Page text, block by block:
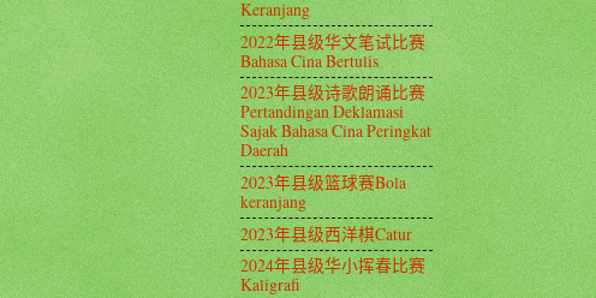
Keranjang
2022年县级华文笔试比赛
Bahasa Cina Bertulis
2023年县级诗歌朗诵比赛
Pertandingan Deklamasi
Sajak Bahasa Cina Peringkat
Daerah
2023年县级篮球赛Bola
keranjang
2023年县级西洋棋Catur
2024年县级华小挥春比赛
Kaligrafi